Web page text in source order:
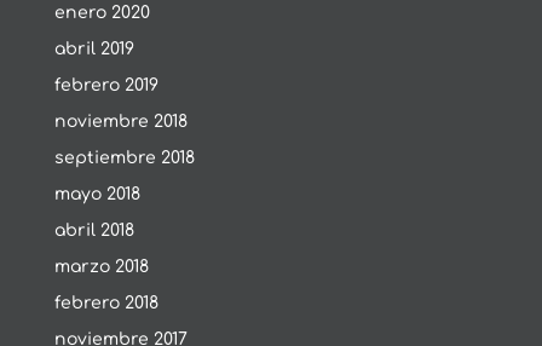
enero 2020
abril 2019
febrero 2019
noviembre 2018
septiembre 2018
mayo 2018
abril 2018
marzo 2018
febrero 2018
noviembre 2017